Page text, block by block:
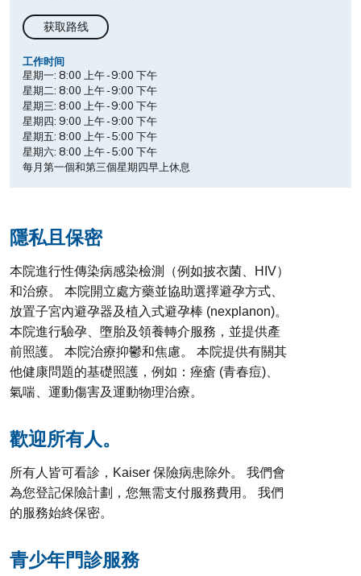
获取路线
工作时间
星期一: 8:00 上午-9:00 下午
星期二: 8:00 上午-9:00 下午
星期三: 8:00 上午-9:00 下午
星期四: 9:00 上午-9:00 下午
星期五: 8:00 上午- 5:00 下午
星期六: 8:00 上午- 5:00 下午
每月第一個和第三個星期四早上休息
隱私且保密
本院進行性傳染病感染檢測（例如披衣菌、HIV）
和治療。 本院開立處方藥並協助選擇避孕方式、
放置子宮內避孕器及植入式避孕棒 (nexplanon)。
本院進行驗孕、墮胎及領養轉介服務，並提供產
前照護。 本院治療抑鬱和焦慮。 本院提供有關其
他健康問題的基礎照護，例如：痤瘡 (青春痘)、
氣喘、運動傷害及運動物理治療。
歡迎所有人。
所有人皆可看診，Kaiser 保險病患除外。 我們會
為您登記保險計劃，您無需支付服務費用。 我們
的服務始終保密。
青少年門診服務